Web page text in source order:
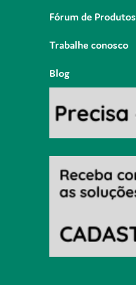
Fórum de Produtos
Trabalhe conosco
Blog